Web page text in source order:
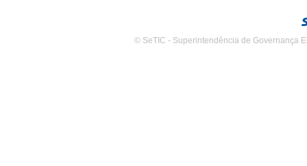
© SeTIC - Superintendência de Governança